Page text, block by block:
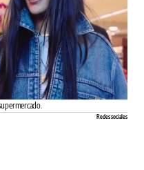
Redes sociales